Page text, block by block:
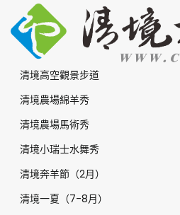
清境高空觀景步道
清境農場綿羊秀
清境農場馬術秀
清境小瑞士水舞秀
清境奔羊節（2月）
清境一夏（7-8月）